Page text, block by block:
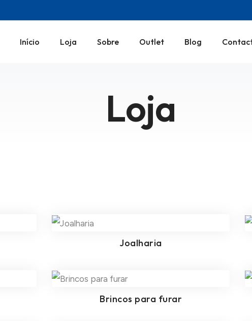
Início Loja Sobre Outlet Blog
Loja
Joalharia
Brincos para furar